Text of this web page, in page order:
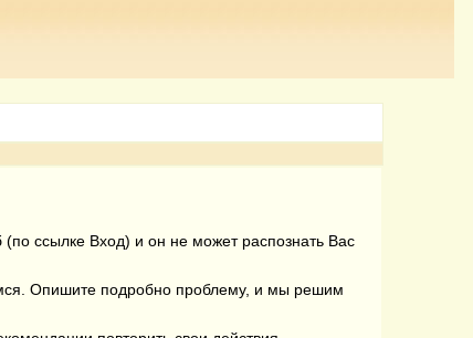
ссылке Вход) и он не может распознать Вас
Опишите подробно проблему, и мы решим